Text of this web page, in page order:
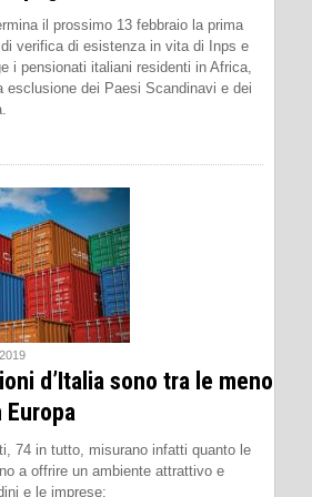
il prossimo 13 febbraio la prima
verifica di esistenza in vita di Inps e
i pensionati italiani residenti in Africa,
esclusione dei Paesi Scandinavi e dei
d’Italia sono tra le meno
74 in tutto, misurano infatti quanto le
a offrire un ambiente attrattivo e
e le imprese: